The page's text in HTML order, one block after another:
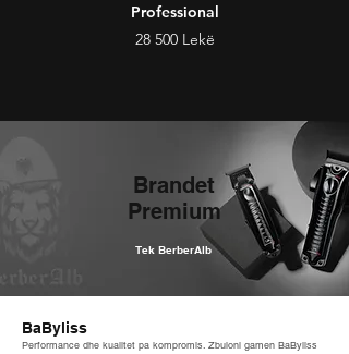
Professional
Price
28 500 Lekë
Brandet
Premium
Tek BerberAlb
BaByliss
Performance dhe kualitet pa kompromis. Zbuloni gamen BaByliss